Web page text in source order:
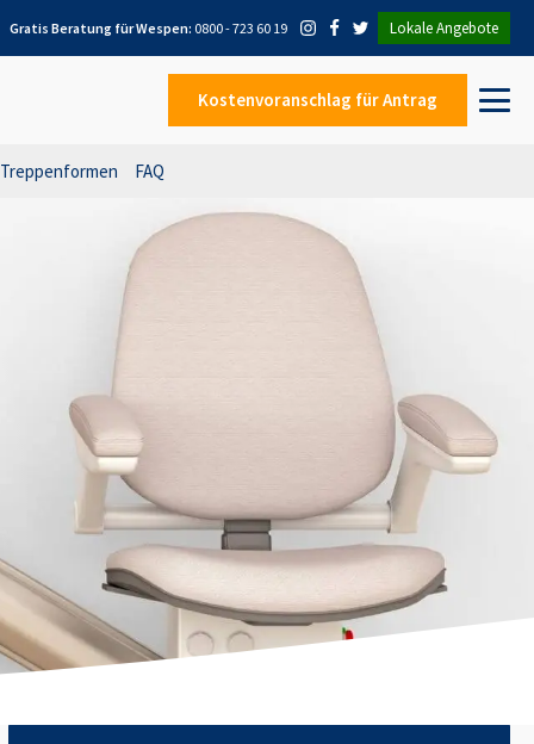
Gratis Beratung fürWespen: 0800 - 723 60 19 Lokale Angebote
Kostenvoranschlag für Antrag
Treppenformen FAQ